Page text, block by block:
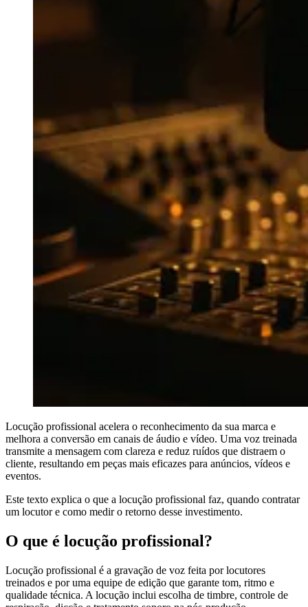
Locução profissional acelera o reconhecimento da sua marca e
melhora a conversão em canais de áudio e vídeo. Uma voz treinada
transmite a mensagem com clareza e reduz ruídos que distraem o
cliente, resultando em peças mais eficazes para anúncios, vídeos e
eventos.
Este texto explica o que a locução profissional faz, quando contratar
um locutor e como medir o retorno desse investimento.
O que é locução profissional?
Locução profissional é a gravação de voz feita por locutores
treinados e por uma equipe de edição que garante tom, ritmo e
qualidade técnica. A locução inclui escolha de timbre, controle de